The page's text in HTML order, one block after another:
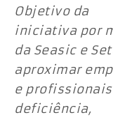
Objetivo da
iniciativa por
da Seasic e
aproximar
e
deficiência,